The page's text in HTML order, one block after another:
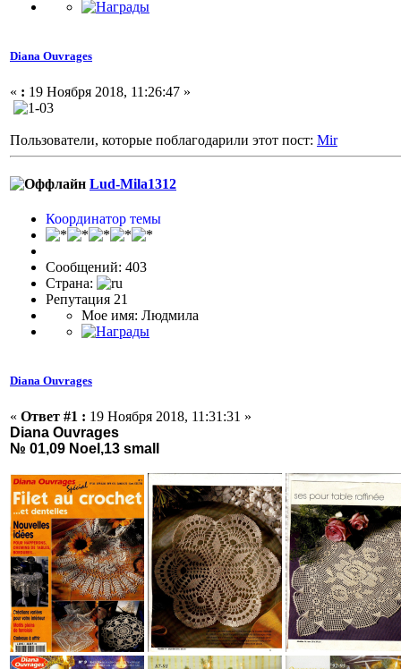
Diana Ouvrages
« : 19 Ноября 2018, 11:26:47 »
Пользователи, которые поблагодарили этот пост: Mir
Lud-Mila1312
Координатор темы
Сообщений: 403
Страна:
Репутация 21
Мое имя: Людмила
Diana Ouvrages
« Ответ #1 : 19 Ноября 2018, 11:31:31 »
Diana Ouvrages
№ 01,09 Noel,13 small